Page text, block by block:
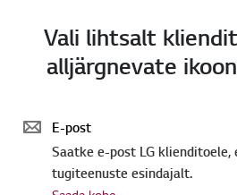
Vali lihtsalt
alljärgnevate
E-post
Saatke e-post LG klienditoele,
tugiteenuste esindajalt.